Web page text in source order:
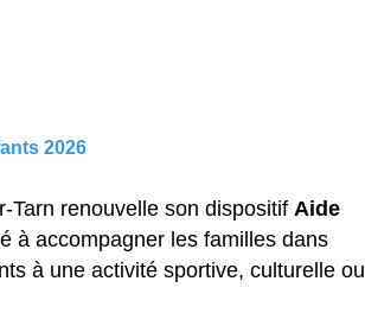
2026
Tarn renouvelle son dispositif Aide
à accompagner les familles dans
à une activité sportive, culturelle ou